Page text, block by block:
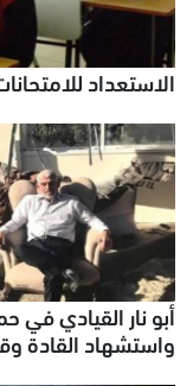
الاستعداد
أبو نار القيادي في
واستشهاد القادة